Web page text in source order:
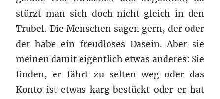
stürzt man sich doch nicht gleich in den
Trubel. Die Menschen sagen gern, der oder
der habe ein freudloses Dasein. Aber sie
meinen damit eigentlich etwas anderes: Sie
finden, er fährt zu selten weg oder das
Konto ist etwas karg bestückt oder er hat